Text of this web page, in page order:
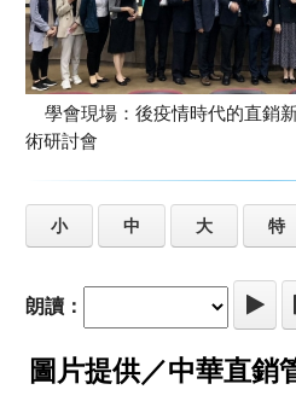
學會現場：後疫情時代的直銷新戰略 2020年第25
術研討會
小 中 大 特
朗讀：
圖片提供／中華直銷